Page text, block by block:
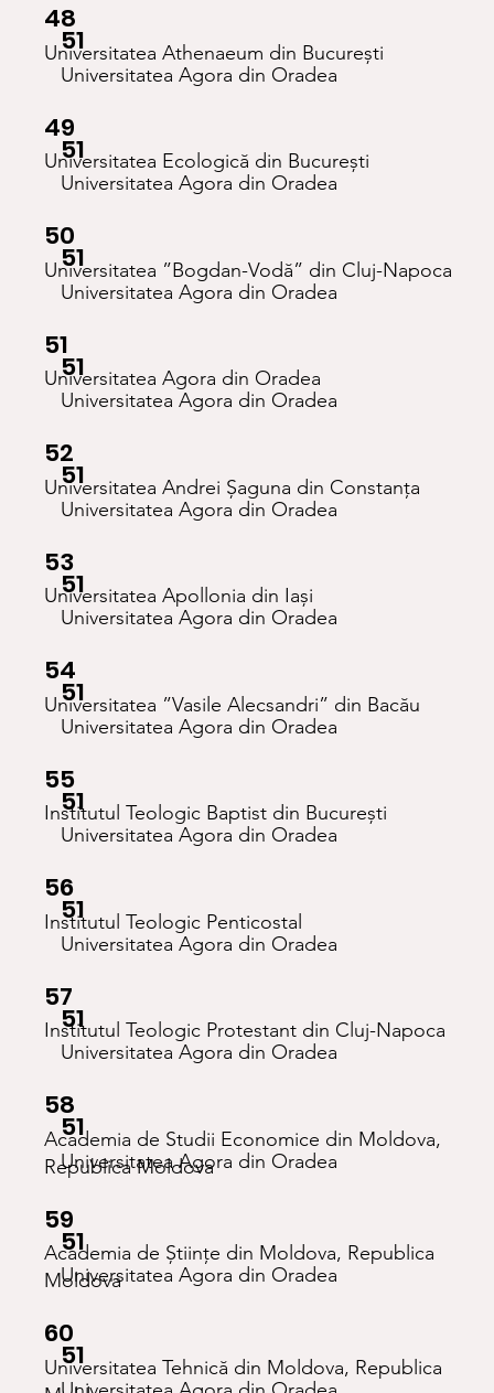
48
Universitatea Athenaeum din București
51
Universitatea Agora din Oradea
49
Universitatea Ecologică din București
51
Universitatea Agora din Oradea
50
Universitatea ”Bogdan-Vodă” din Cluj-Napoca
51
Universitatea Agora din Oradea
51
Universitatea Agora din Oradea
51
Universitatea Agora din Oradea
52
Universitatea Andrei Șaguna din Constanța
51
Universitatea Agora din Oradea
53
Universitatea Apollonia din Iași
51
Universitatea Agora din Oradea
54
Universitatea ”Vasile Alecsandri” din Bacău
51
Universitatea Agora din Oradea
55
Institutul Teologic Baptist din București
51
Universitatea Agora din Oradea
56
Institutul Teologic Penticostal
51
Universitatea Agora din Oradea
57
Institutul Teologic Protestant din Cluj-Napoca
51
Universitatea Agora din Oradea
58
Academia de Studii Economice din Moldova,
Republica Moldova
51
Universitatea Agora din Oradea
59
Academia de Științe din Moldova, Republica
Moldova
51
Universitatea Agora din Oradea
60
Universitatea Tehnică din Moldova, Republica
51